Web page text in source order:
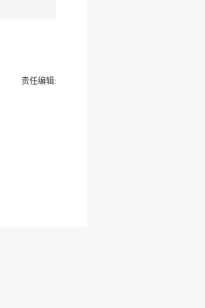
责任编辑: